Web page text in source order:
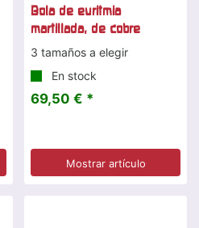
Bola de euritmia
martillada, de cobre
3 tamaños a elegir
En stock
69,50 € *
Mostrar artículo